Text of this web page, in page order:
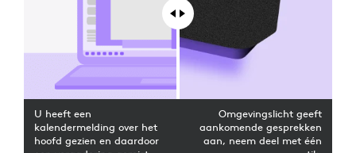
U heeft een
kalendermelding over het
hoofd gezien en daardoor
Omgevingslicht geeft
aankomende gesprekken
aan, neem deel met één